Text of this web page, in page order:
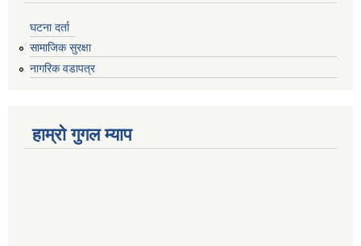
घटना दर्ता
सामाजिक सुरक्षा
नागरिक वडापत्र
हाम्रो गुगल म्याप